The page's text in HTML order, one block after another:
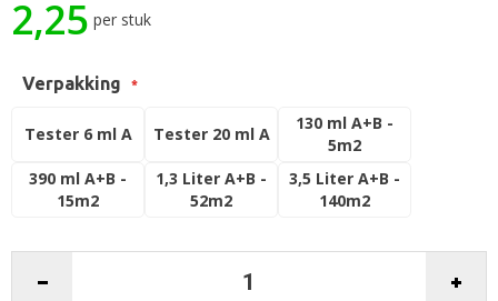
2,25 per stuk
Verpakking
Tester 6 ml A Tester 20 ml A
130 ml A+B -
5m2
390 ml A+B -
15m2
1,3 Liter A+B -
52m2
3,5 Liter A+B -
140m2